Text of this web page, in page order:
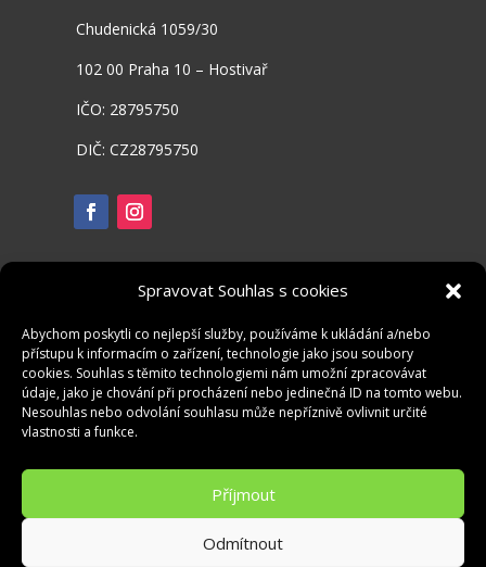
Spravovat Souhlas s cookies
Abychom poskytli co nejlepší služby, používáme k ukládání a/nebo
přístupu k informacím o zařízení, technologie jako jsou soubory
cookies. Souhlas s těmito technologiemi nám umožní zpracovávat
údaje, jako je chování při procházení nebo jedinečná ID na tomto webu.
Nesouhlas nebo odvolání souhlasu může nepříznivě ovlivnit určité
vlastnosti a funkce.
Příjmout
Odmítnout
Chudenická 1059/30
102 00 Praha 10 – Hostivař
IČO: 28795750
DIČ: CZ28795750